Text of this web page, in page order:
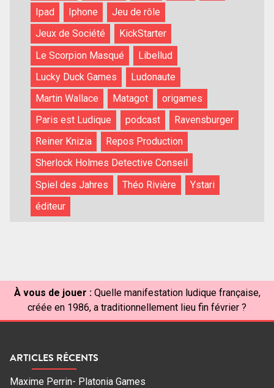
Ipad
Iphone
Jeu de rôle
Jeux de Société
KickStarter
Le Scorpion Masqué
Libellud
Lucky Duck Games
Ludonaute
Martin Wallace
Matagot
origames
Paris est Ludique
podcast
Ravensburger
Reiner Knizia
Repos Production
Sherlock Holmes Detective Conseil
Spiel des Jahres
Théo Rivière
Ystari
éditeur
À vous de jouer : Quelle manifestation ludique française,
créée en 1986, a traditionnellement lieu fin février ?
ARTICLES RÉCENTS
Maxime Perrin- Platonia Games